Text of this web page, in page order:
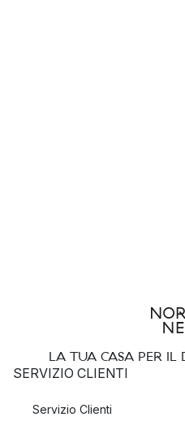
LA TUA CASA PER IL
SERVIZIO CLIENTI
Servizio Clienti